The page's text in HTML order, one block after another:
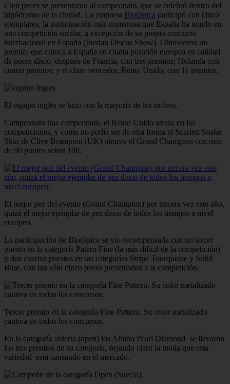
Cien peces se presentaron al campeonato, que se celebró dentro del
hipódromo de la ciudad. La empresa Biotópica participó con cinco
ejemplares, la participación más numerosa que España ha tenido en
una competición similar, a excepción de su propio concurso
internacional en España (Iberian Discus Show). Obtuvieron un
premio, que coloca a España en cuarta posición europea en calidad
de peces disco, después de Francia, con tres premios; Holanda con
cuatro premios; y el claro vencedor, Reino Unido, con 11 premios.
El equipo inglés se hizo con la mayoría de los trofeos.
Campeonato tras campeonato, el Reino Unido arrasa en las
competiciones, y como no podía ser de otra forma el Scarlett Snake
Skin de Clive Brampton (UK) obtuvo el Grand Champion con más
de 90 puntos sobre 100.
El mejor pez del evento (Grand Champion) por tercera vez este año,
quizá el mejor ejemplar de pez disco de todos los tiempos a nivel
europeo.
La participación de Biotópica se vio recompensada con un tercer
puesto en la categoría Patern Fine (la más difícil de la competición)
y dos cuartos puestos en las categorías Stripe Tourquoise y Solid
Blue, con tan sólo cinco peces presentados a la competición.
Tercer premio en la categoría Fine Pattern. Su color metalizado
cautiva en todos los concursos.
En la categoría abierta (open) los Albino Pearl Diamond se llevaron
los tres premios de su categoría, dejando claro la moda que esta
variedad está causando en el mercado.